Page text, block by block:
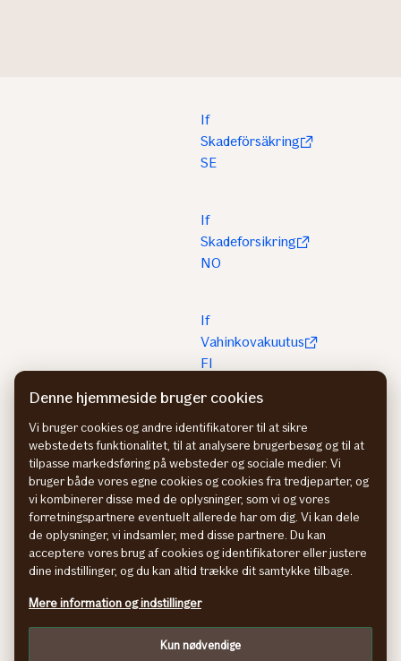
If
Skadeförsäkring
SE
If
Skadeforsikring
NO
If
Vahinkovakuutus
FI
Information
om
tilgængelighed
Persondatapolitik
Cookies
Tilpas
Denne hjemmeside bruger cookies
Vi bruger cookies og andre identifikatorer til at sikre
webstedets funktionalitet, til at analysere brugerbesøg og til at
tilpasse markedsføring på websteder og sociale medier. Vi
bruger både vores egne cookies og cookies fra tredjeparter, og
vi kombinerer disse med de oplysninger, som vi og vores
forretningspartnere eventuelt allerede har om dig. Vi kan dele
de oplysninger, vi indsamler, med disse partnere. Du kan
acceptere vores brug af cookies og identifikatorer eller justere
dine indstillinger, og du kan altid trække dit samtykke tilbage.
Mere information og indstillinger
Kun nødvendige